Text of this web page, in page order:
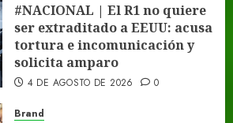
#NACIONAL | El R1 no quiere
ser extraditado a EEUU: acusa
tortura e incomunicación y
solicita amparo
4 DE AGOSTO DE 2026 0
Brand